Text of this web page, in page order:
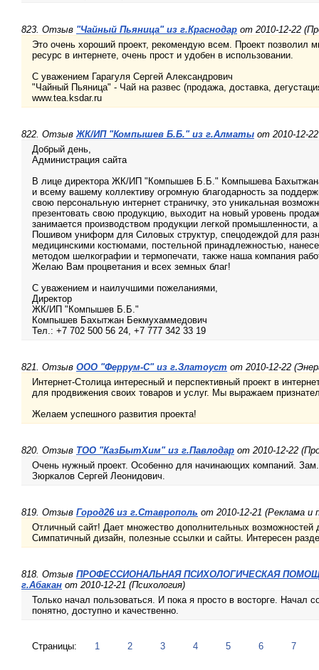
823. Отзыв "Чайный Пьяница" из г.Краснодар от 2010-12-22
Это очень хороший проект, рекомендую всем. Проект позволил
ресурс в интернете, очень прост и удобен в использовании.
С уважением Гарагуля Сергей Александрович
"Чайный Пьяница" - Чай на развес (продажа, доставка,
www.tea.ksdar.ru
822. ОтзывЖК/ИП "Компышев Б.Б." из г.Алматы от 2010-12-
Добрый день,
Администрация сайта
В лице директора ЖК/ИП "Компышев Б.Б." Компышева
и всему вашему коллективу огромную благодарность за
свою персональную интернет страничку, это уникальная
презентовать свою продукцию, выходит на новый уровень
занимается производством продукции легкой промышленности,
Пошивом униформ для Силовых структур, спецодеждой для
медицинскими костюмами, постельной принадлежностью,
методом шелкографии и термопечати, также наша компания
Желаю Вам процветания и всех земных благ!
С уважением и наилучшими пожеланиями,
Директор
ЖК/ИП "Компышев Б.Б."
Компышев Бахытжан Бекмухаммедович
Тел.: +7 702 500 56 24, +7 777 342 33 19
821. Отзыв ООО "Феррум-С" из г.Златоуст от 2010-12-22
Интернет-Столица интересный и перспективный проект в
для продвижения своих товаров и услуг. Мы выражаем
Желаем успешного развития проекта!
820. Отзыв ТОО "КазБытХим" из г.Павлодар от 2010-12-22
Очень нужный проект. Особенно для начинающих компаний.
Зюркалов Сергей Леонидович.
819. Отзыв Город26 из г.Ставрополь от 2010-12-21 (Реклама и
Отличный сайт! Дает множество дополнительных возможностей
Симпатичный дизайн, полезные ссылки и сайты. Интересен
818. Отзыв ПРОФЕССИОНАЛЬНАЯ ПСИХОЛОГИЧЕСКАЯ ПОМОЩЬ
г.Абакан от 2010-12-21 (Психология)
Только начал пользоваться. И пока я просто в восторге. Начал
понятно, доступно и качественно.
Страницы: 1 2 3 4 5 6 7